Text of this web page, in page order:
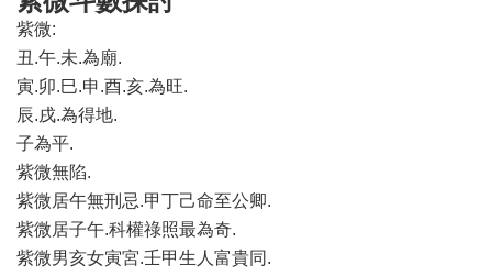
紫微:
丑.午.未.為廟.
寅.卯.巳.申.酉.亥.為旺.
辰.戌.為得地.
子為平.
紫微無陷.
紫微居午無刑忌.甲丁己命至公卿.
紫微居子午.科權祿照最為奇.
紫微男亥女寅宮.壬甲生人富貴同.